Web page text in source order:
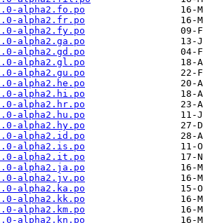
alpha2.fo.po
alpha2.fr.po
alpha2.fy.po
alpha2.ga.po
alpha2.gd.po
alpha2.gl.po
alpha2.gu.po
alpha2.he.po
alpha2.hi.po
alpha2.hr.po
alpha2.hu.po
alpha2.hy.po
alpha2.id.po
alpha2.is.po
alpha2.it.po
alpha2.ja.po
alpha2.jv.po
alpha2.ka.po
alpha2.kk.po
alpha2.km.po
alpha2.kn.po